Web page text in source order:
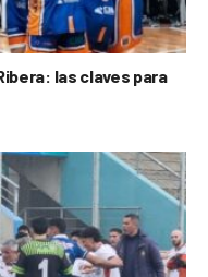
las claves para